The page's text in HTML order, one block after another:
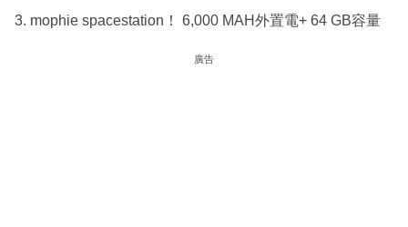
3. mophie spacestation！ 6,000 MAH外置電+ 64 GB容量
廣告